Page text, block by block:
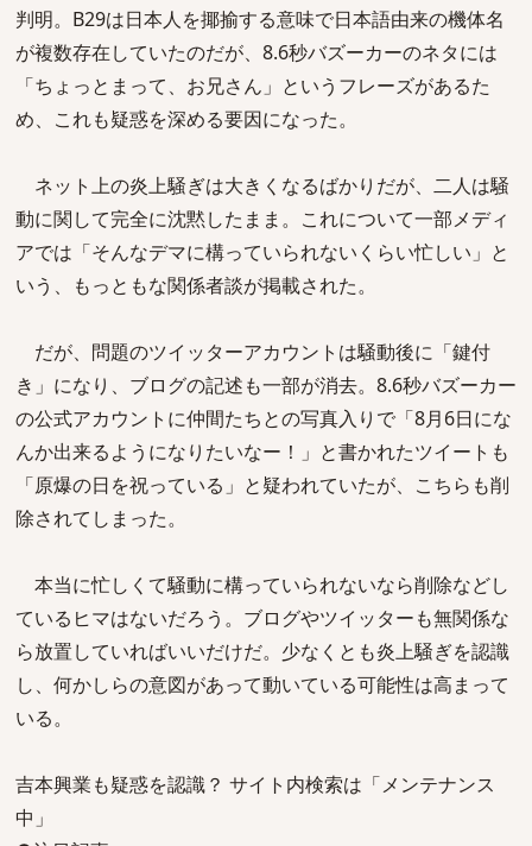
判明。B29は日本人を揶揄する意味で日本語由来の機体名
が複数存在していたのだが、8.6秒バズーカーのネタには
「ちょっとまって、お兄さん」というフレーズがあるた
め、これも疑惑を深める要因になった。
ネット上の炎上騒ぎは大きくなるばかりだが、二人は騒
動に関して完全に沈黙したまま。これについて一部メディ
アでは「そんなデマに構っていられないくらい忙しい」と
いう、もっともな関係者談が掲載された。
だが、問題のツイッターアカウントは騒動後に「鍵付
き」になり、ブログの記述も一部が消去。8.6秒バズーカー
の公式アカウントに仲間たちとの写真入りで「8月6日にな
んか出来るようになりたいなー！」と書かれたツイートも
「原爆の日を祝っている」と疑われていたが、こちらも削
除されてしまった。
本当に忙しくて騒動に構っていられないなら削除などし
ているヒマはないだろう。ブログやツイッターも無関係な
ら放置していればいいだけだ。少なくとも炎上騒ぎを認識
し、何かしらの意図があって動いている可能性は高まって
いる。
吉本興業も疑惑を認識？ サイト内検索は「メンテナンス
中」